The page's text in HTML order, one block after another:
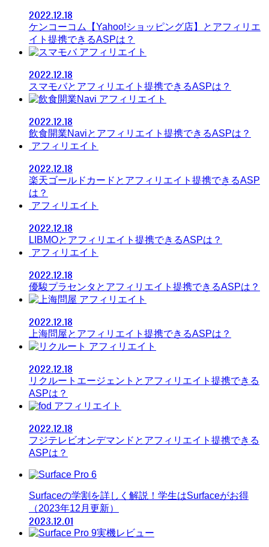
2022.12.18
ケンコーコム【Yahoo!ショッピング店】とアフィリエ
イト提携できるASPは？
アフィリエイト
2022.12.18
スマモバとアフィリエイト提携できるASPは？
アフィリエイト
2022.12.18
飲食開業Naviとアフィリエイト提携できるASPは？
アフィリエイト
2022.12.18
楽天ゴールドカードとアフィリエイト提携できるASP
は？
アフィリエイト
2022.12.18
LIBMOとアフィリエイト提携できるASPは？
アフィリエイト
2022.12.18
優駿プラセンタとアフィリエイト提携できるASPは？
アフィリエイト
2022.12.18
上海問屋とアフィリエイト提携できるASPは？
アフィリエイト
2022.12.18
リクルートエージェントとアフィリエイト提携できる
ASPは？
アフィリエイト
2022.12.18
フジテレビオンデマンドとアフィリエイト提携できる
ASPは？
Surfaceの学割を詳しく解説！学生はSurfaceがお得
（2023年12月更新）
2023.12.01